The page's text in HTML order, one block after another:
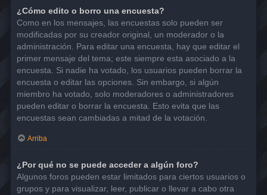
¿Cómo edito o borro una encuesta?
Como en los mensajes, las encuestas solo pueden ser
modificadas por su creador original, un moderador o la
administración. Para editar una encuesta, hay que editar el
primer mensaje del tema; este siempre esta asociado a la
encuesta. Si nadie ha votado, los usuarios pueden borrar la
encuesta o editar las opciones. Sin embargo, si algún
miembro ha votado, solo moderadores o administradores
pueden editar o borrar la encuesta. Esto evita que las
encuestas sean cambiadas a mitad de la votación.
Arriba
¿Por qué no se puede acceder a algún foro?
Algunos foros pueden estar limitados para ciertos usuarios o
grupos y para visualizar, leer, publicar o llevar a cabo otra